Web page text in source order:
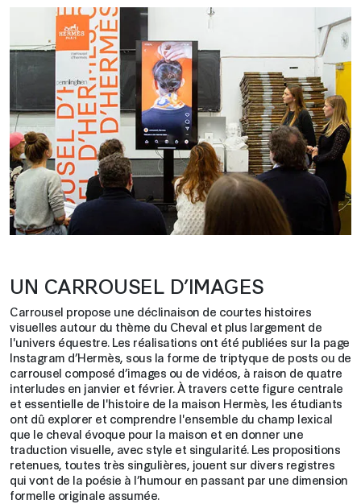
UN CARROUSEL D’IMAGES
Carrousel propose une déclinaison de courtes histoires
visuelles autour du thème du Cheval et plus largement de
l'univers équestre. Les réalisations ont été publiées sur la page
Instagram d’Hermès, sous la forme de triptyque de posts ou de
carrousel composé d’images ou de vidéos, à raison de quatre
interludes en janvier et février. À travers cette figure centrale
et essentielle de l'histoire de la maison Hermès, les étudiants
ont dû explorer et comprendre l'ensemble du champ lexical
que le cheval évoque pour la maison et en donner une
traduction visuelle, avec style et singularité. Les propositions
retenues, toutes très singulières, jouent sur divers registres
qui vont de la poésie à l’humour en passant par une dimension
formelle originale assumée.